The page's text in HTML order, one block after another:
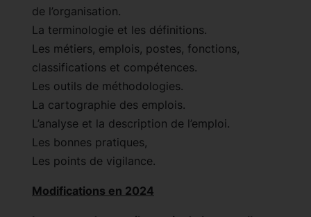
de l’organisation.
La terminologie et les définitions.
Les métiers, emplois, postes, fonctions,
classifications et compétences.
Les outils de méthodologies.
La cartographie des emplois.
L’analyse et la description de l’emploi.
Les bonnes pratiques,
Les points de vigilance.
Modifications en 2024